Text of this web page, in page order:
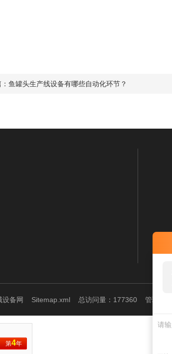
鱼罐头生产线设备有哪些自动化环节？
设备网 Sitemap.xml 总访问量：177360 管理登陆
第4年